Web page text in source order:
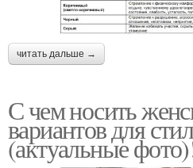
читать дальше →
С чем носить
вариантов для
(актуальные